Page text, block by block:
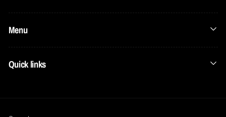
Menu
Quick links